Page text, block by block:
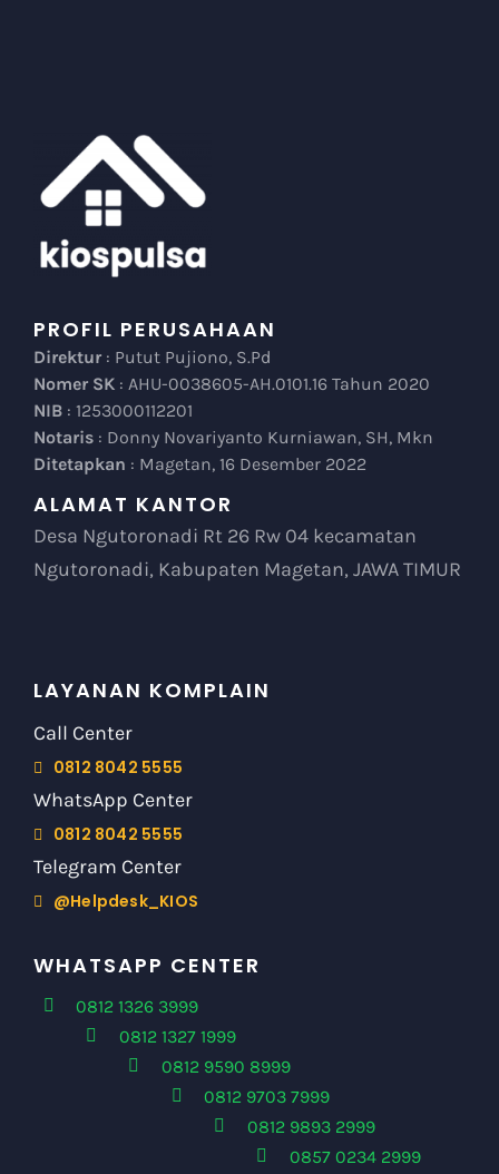
PROFIL PERUSAHAAN
Direktur : Putut Pujiono, S.Pd
Nomer SK : AHU-0038605-AH.0101.16 Tahun 2020
NIB: 1253000112201
Notaris: Donny Novariyanto Kurniawan, SH, Mkn
Ditetapkan : Magetan, 16 Desember 2022
ALAMAT KANTOR
Desa Ngutoronadi Rt 26 Rw 04 kecamatan
Ngutoronadi, Kabupaten Magetan, JAWA TIMUR
LAYANAN KOMPLAIN
Call Center
0812 8042 5555
WhatsApp Center
0812 8042 5555
Telegram Center
@Helpdesk_KIOS
WHATSAPP CENTER
0812 1326 3999
0812 1327 1999
0812 9590 8999
0812 9703 7999
0812 9893 2999
0857 0234 2999